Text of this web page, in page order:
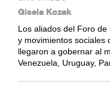
Gisela Kozak
Los aliados del Foro
y movimientos
llegaron a gobernar al
Venezuela, Uruguay,